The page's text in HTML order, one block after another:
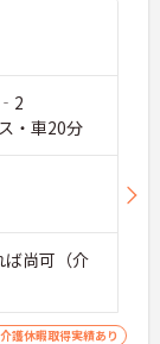
・車20分
尚可（介
護休暇取得実績あり